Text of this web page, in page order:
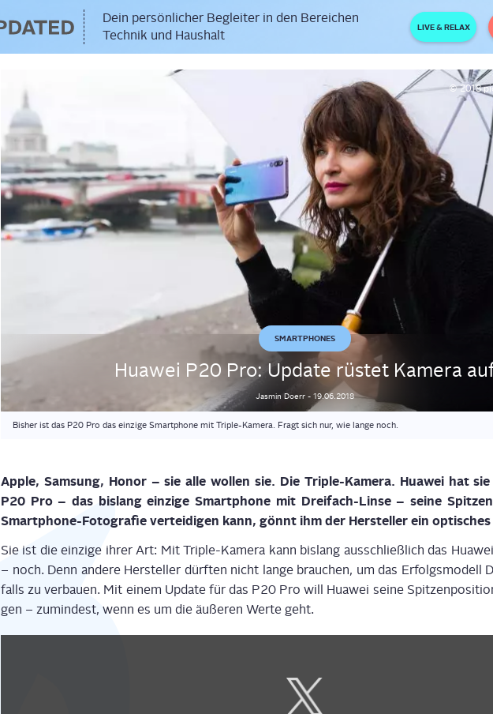
Dein persönlicher Begleiter in den Bereichen
Technik und Haushalt
LIVE & RELAX
© 2018
SMARTPHONES
Hua­wei P20 Pro: Update rüs­tet Kame­ra
Jasmin Doerr - 19.06.2018
Bisher ist das P20 Pro das einzige Smartphone mit Triple-Kamera. Fragt sich nur, wie lange noch.
Apple, Sam­sung, Honor – sie alle wol­len sie. Die Tri­ple-Kame­ra. Hua­wei hat
P20 Pro – das bis­lang ein­zi­ge Smart­phone mit Drei­fach-Lin­se – sei­ne
Smart­phone-Foto­gra­fie ver­tei­di­gen kann, gönnt ihm der Her­stel­ler ein opti­sches
Sie ist die ein­zi­ge ihrer Art: Mit Tri­ple-Kame­ra kann bis­lang aus­schließ­lich das
– noch. Denn ande­re Her­stel­ler dürf­ten nicht lan­ge brau­chen, um das Erfolgs­mo­dell
falls zu ver­bau­en. Mit einem Update für das P20 Pro will Hua­wei sei­ne
gen – zumin­dest, wenn es um die äuße­ren Wer­te geht.
from
X